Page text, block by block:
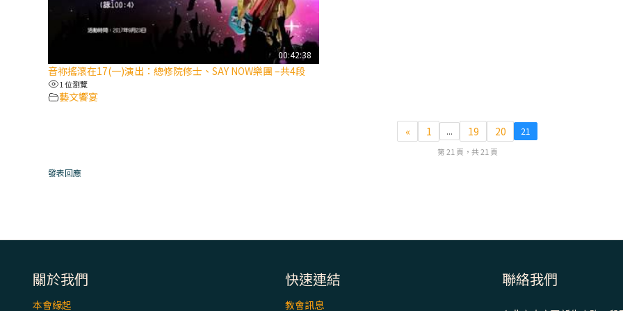
00:42:38
音祢搖滾在17(一)演出：總修院修士、SAY NOW樂團 –共4段
1 位瀏覽
藝文饗宴
« 1 ... 19 20 21
第 21 頁，共 21 頁
發表回應
關於我們
本會緣起
快速連結
教會訊息
聯絡我們